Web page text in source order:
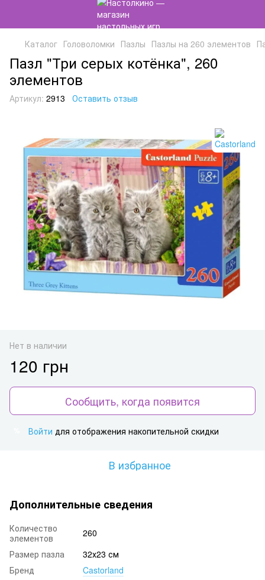
Каталог Головоломки Пазлы Пазлы на 260 элементов
Пазл "Три серых котёнка", 260
элементов
Артикул: 2913 Оставить отзыв
Нет в наличии
120 грн
Сообщить, когда появится
Войти для отображения накопительной скидки
В избранное
Дополнительные сведения
Количество
элементов
260
Размер пазла
32х23 см
Бренд
Castorland